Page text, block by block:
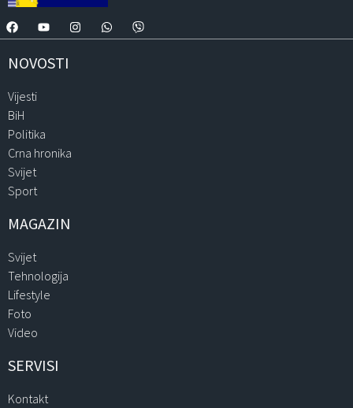
NOVOSTI
Vijesti
BiH
Politika
Crna hronika
Svijet
Sport
MAGAZIN
Svijet
Tehnologija
Lifestyle
Foto
Video
SERVISI
Kontakt